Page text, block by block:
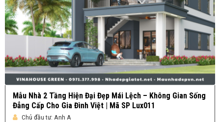
Mẫu Nhà 2 Tầng Hiện Đại Đẹp Mái Lệch – Không Gian Sống
Đẳng Cấp Cho Gia Đình Việt | Mã SP Lux011
Chủ đầu tư: Anh A